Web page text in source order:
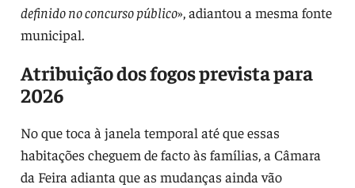
definido no concurso público», adiantou a mesma fonte
municipal.
Atribuição dos fogos prevista para
2026
No que toca à janela temporal até que essas
habitações cheguem de facto às famílias, a Câmara
da Feira adianta que as mudanças ainda vão